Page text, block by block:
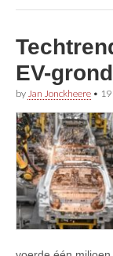
EV-
by Jan Jonckheere •